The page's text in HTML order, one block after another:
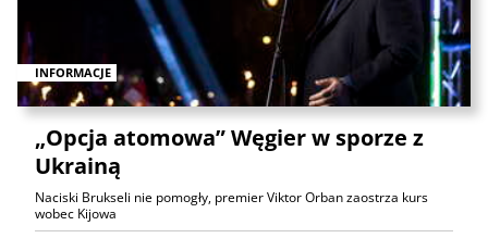
INFORMACJE
„Opcja atomowa” Węgier w sporze z
Ukrainą
Naciski Brukseli nie pomogły, premier Viktor Orban zaostrza kurs
wobec Kijowa